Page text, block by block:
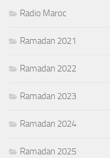
Radio Maroc
Ramadan 2021
Ramadan 2022
Ramadan 2023
Ramadan 2024
Ramadan 2025